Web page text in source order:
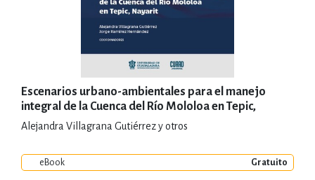
Escenarios urbano-ambientales para el manejo
integral de la Cuenca del Río Mololoa en Tepic,
Nayarit
Alejandra Villagrana Gutiérrez y otros
eBook Gratuito